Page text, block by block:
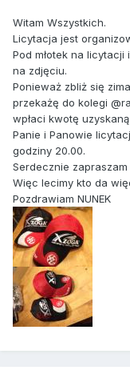
Witam Wszystkich.
Licytacja jest
Pod młotek na
na zdjęciu.
Ponieważ zbliż się
przekażę do kolegi
wpłaci kwotę
Panie i Panowie
godziny 20.00.
Serdecznie
Więc lecimy kto da
Pozdrawiam NUNEK